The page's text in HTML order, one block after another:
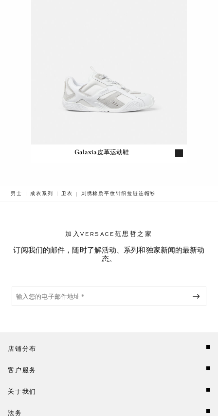
Galaxia皮革运动鞋
男士 成衣系列 卫衣 BREADCRUMB.ADA.LABEL.CURRENT
刺绣棉质平纹针织拉链连帽衫
加入VERSACE范思哲之家
订阅我们的邮件，随时了解活动、系列和独家新闻的最新动
态。
店铺分布
客户服务
关于我们
法务